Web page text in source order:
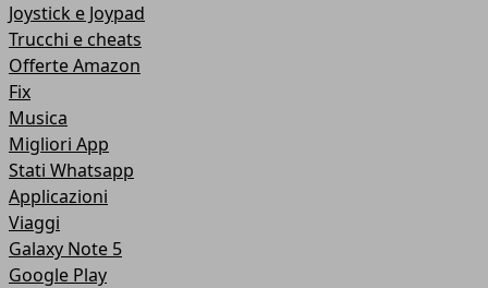
Joystick e Joypad
Trucchi e cheats
Offerte Amazon
Fix
Musica
Migliori App
Stati Whatsapp
Applicazioni
Viaggi
Galaxy Note 5
Google Play